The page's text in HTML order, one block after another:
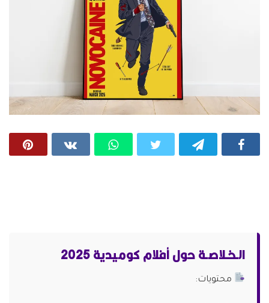
الـخـلاصـة حول أفلام كوميدية 2025
محتويات: